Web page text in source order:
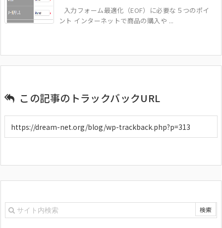
入力フォーム最適化（EOF）に必要な５つのポイ
ント インターネットで商品の購入や ...
この記事のトラックバックURL